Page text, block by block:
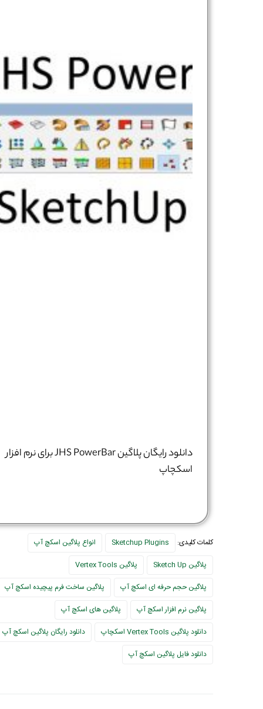
دانلود رایگان پلاگین JHS PowerBar برای نرم افزار
اسکچاپ
کلمات کلیدی: Sketchup Plugins
انواع پلاگین اسکچ آپ
پلاگین Sketch Up
پلاگین Vertex Tools
پلاگین حجم حرفه ای اسکچ آپ
پلاگین ساخت فرم پیچیده اسکچ آپ
پلاگین نرم افزار اسکچ آپ
پلاگین های اسکچ آپ
دانلود پلاگین Vertex Tools اسکچاپ
دانلود رایگان پلاگین اسکچ آپ
دانلود فایل پلاگین اسکچ آپ